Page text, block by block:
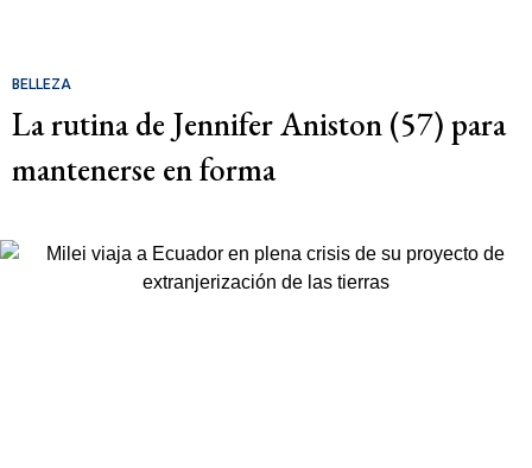
BELLEZA
La rutina de Jennifer Aniston (57) para
mantenerse en forma